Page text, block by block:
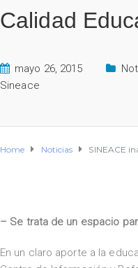
Calidad
mayo 26, 2015
Sineace
Home Noticias SINEACE
– Se trata de un espacio
En un claro aporte a la